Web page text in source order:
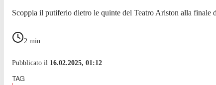
Scoppia il putiferio dietro le quinte del Teatro Ariston alla
2 min
Pubblicato il 16.02.2025, 01:12